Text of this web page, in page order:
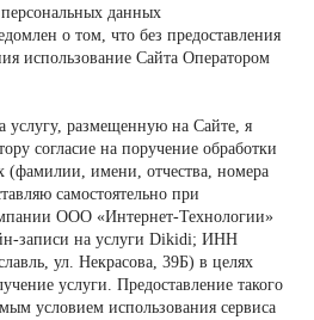
данных
о том, что без предоставления
использование Сайта Оператором
услугу, размещенную на Сайте, я
согласие на поручение обработки
(фамилии, имени, отчества, номера
самостоятельно при
ООО «Интернет-Технологии»
записи на услуги Dikidi; ИНН
ул. Некрасова, 39Б) в целях
услуги. Предоставление такого
условием использования сервиса